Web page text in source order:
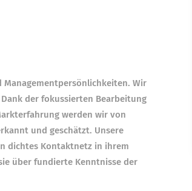
Wir
der fokussierten Bearbeitung
werden wir von
und geschätzt. Unsere
dichtes Kontaktnetz in ihrem
über fundierte Kenntnisse der